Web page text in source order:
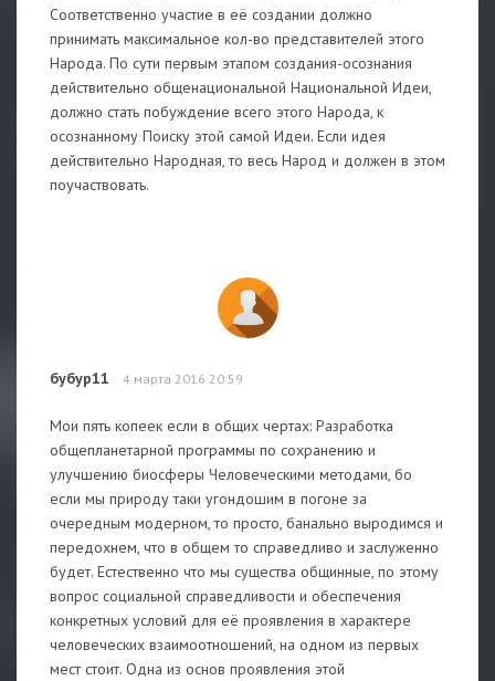
Соответственно участие в её создании должно
принимать максимальное кол-во представителей этого
Народа. По сути первым этапом создания-осознания
действительно общенациональной Национальной Идеи,
должно стать побуждение всего этого Народа, к
осознанному Поиску этой самой Идеи. Если идея
действительно Народная, то весь Народ и должен в этом
поучаствовать.
бубур11 4 марта 2016 20:59
Мои пять копеек если в общих чертах: Разработка
общепланетарной программы по сохранению и
улучшению биосферы Человеческими методами, бо
если мы природу таки угондошим в погоне за
очередным модерном, то просто, банально выродимся и
передохнем, что в общем то справедливо и заслуженно
будет. Естественно что мы существа общинные, по этому
вопрос социальной справедливости и обеспечения
конкретных условий для её проявления в характере
человеческих взаимоотношений, на одном из первых
мест стоит. Одна из основ проявления этой